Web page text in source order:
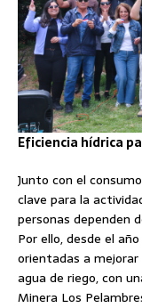
Eficiencia hídrica
Junto con el
clave para la
personas dependen
Por ello, desde el
orientadas a
agua de riego, con
Minera Los